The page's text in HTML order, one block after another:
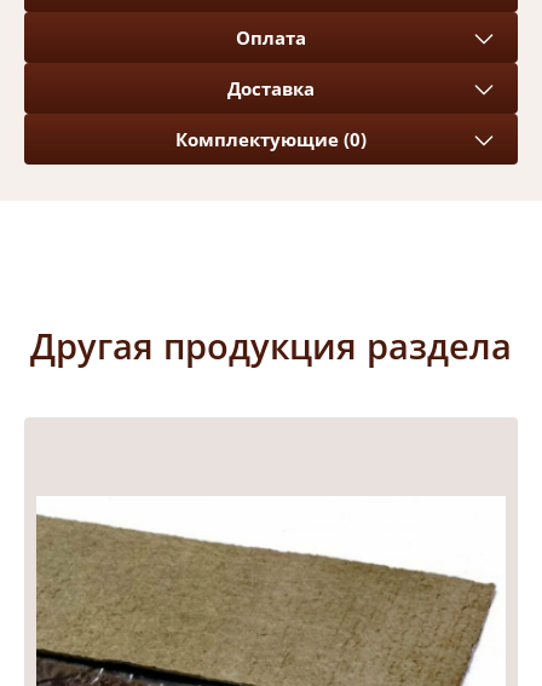
Оплата
Доставка
Комплектующие (0)
Другая продукция раздела